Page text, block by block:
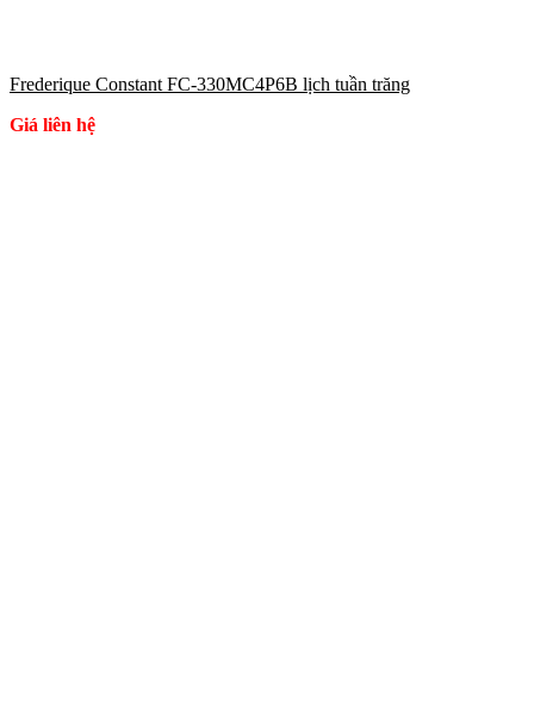
Frederique Constant FC-330MC4P6B lịch tuần trăng
Giá liên hệ